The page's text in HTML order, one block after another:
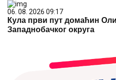
06. 08. 2026 09:17
Кула први пут домаћин
Западнобачког округа